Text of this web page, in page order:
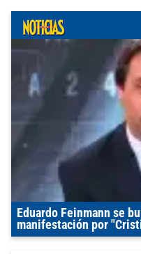
Eduardo Feinmann se
manifestación por